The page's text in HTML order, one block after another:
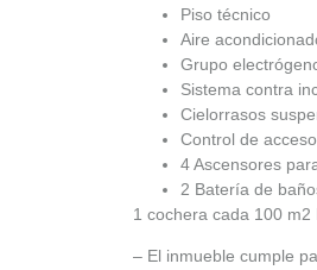
Piso técnico
Aire
Grupo
Sistema contra
Cielorrasos
Control de
4 Ascensores
2 Batería de
1 cochera cada 100
– El inmueble cumple